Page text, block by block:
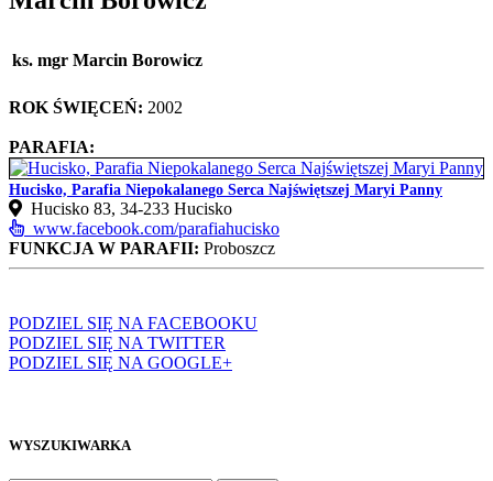
ks. mgr Marcin Borowicz
ROK ŚWIĘCEŃ: 2002
PARAFIA:
Hucisko, Parafia Niepokalanego Serca Najświętszej Maryi Panny
Hucisko 83, 34‑233 Hucisko
www.facebook.com/parafiahucisko
FUNKCJA W PARAFII: Proboszcz
PODZIEL SIĘ NA FACEBOOKU
PODZIEL SIĘ NA TWITTER
PODZIEL SIĘ NA GOOGLE+
WYSZUKIWARKA